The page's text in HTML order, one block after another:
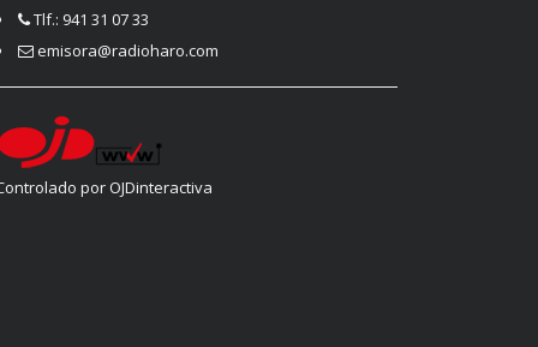
Tlf.: 941 31 07 33
emisora@radioharo.com
por OJDinteractiva